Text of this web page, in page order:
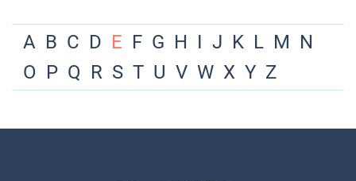
A B C D E F G H I J K L M N
O P Q R S T U V W X Y Z